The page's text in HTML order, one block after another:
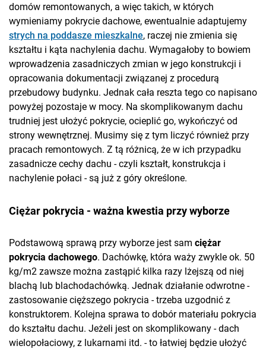
domów remontowanych, a więc takich, w których
wymieniamy pokrycie dachowe, ewentualnie adaptujemy
strych na poddasze mieszkalne, raczej nie zmienia się
kształtu i kąta nachylenia dachu. Wymagałoby to bowiem
wprowadzenia zasadniczych zmian w jego konstrukcji i
opracowania dokumentacji związanej z procedurą
przebudowy budynku. Jednak cała reszta tego co napisano
powyżej pozostaje w mocy. Na skomplikowanym dachu
trudniej jest ułożyć pokrycie, ocieplić go, wykończyć od
strony wewnętrznej. Musimy się z tym liczyć również przy
pracach remontowych. Z tą różnicą, że w ich przypadku
zasadnicze cechy dachu - czyli kształt, konstrukcja i
nachylenie połaci - są już z góry określone.
Ciężar pokrycia - ważna kwestia przy wyborze
Podstawową sprawą przy wyborze jest sam ciężar
pokrycia dachowego. Dachówkę, która waży zwykle ok. 50
kg/m2 zawsze można zastąpić kilka razy lżejszą od niej
blachą lub blachodachówką. Jednak działanie odwrotne -
zastosowanie cięższego pokrycia - trzeba uzgodnić z
konstruktorem. Kolejna sprawa to dobór materiału pokrycia
do kształtu dachu. Jeżeli jest on skomplikowany - dach
wielopołaciowy, z lukarnami itd. - to łatwiej będzie ułożyć